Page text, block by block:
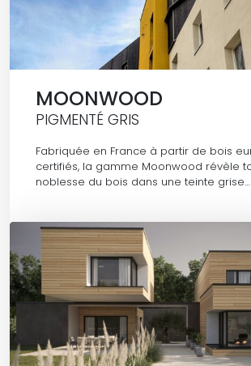
MOONWOOD
PIGMENTÉ GRIS
Fabriquée en France à partir de bois
certifiés, la gamme Moonwood révèle
noblesse du bois dans une teinte grise…